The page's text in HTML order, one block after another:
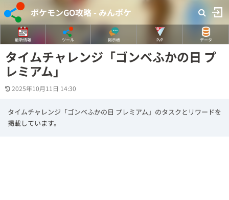
ポケモンGO攻略 - みんポケ
最新情報 ツール 掲示板 PvP データ
タイムチャレンジ「ゴンベふかの日 プ
レミアム」
2025年10月11日 14:30
タイムチャレンジ「ゴンベふかの日 プレミアム」のタスクとリワードを
掲載しています。